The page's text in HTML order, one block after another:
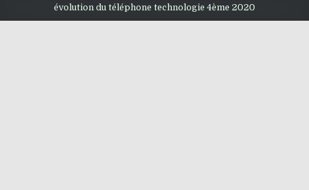
évolution du téléphone technologie 4ème 2020